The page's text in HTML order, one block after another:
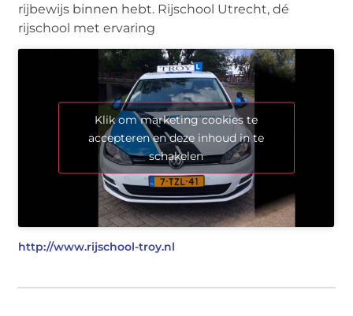
rijbewijs binnen hebt. Rijschool Utrecht, dé
rijschool met ervaring
Klik om marketing cookies te
accepteren en deze inhoud in te
schakelen
http://www.rijschool-troy.nl